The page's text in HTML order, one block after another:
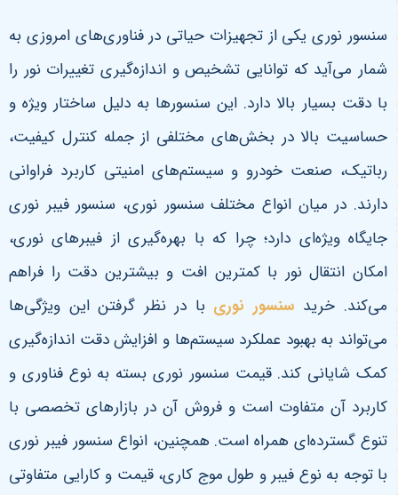
سنسور نوری یکی از تجهیزات حیاتی در فناوری‌های امروزی به
شمار می‌آید که توانایی تشخیص و اندازه‌گیری تغییرات نور را
با دقت بسیار بالا دارد. این سنسورها به دلیل ساختار ویژه و
حساسیت بالا در بخش‌های مختلفی از جمله کنترل کیفیت،
رباتیک، صنعت خودرو و سیستم‌های امنیتی کاربرد فراوانی
دارند. در میان انواع مختلف سنسور نوری، سنسور فیبر نوری
جایگاه ویژه‌ای دارد؛ چرا که با بهره‌گیری از فیبرهای نوری،
امکان انتقال نور با کمترین افت و بیشترین دقت را فراهم
می‌کند. خرید سنسور نوری با در نظر گرفتن این ویژگی‌ها
می‌تواند به بهبود عملکرد سیستم‌ها و افزایش دقت اندازه‌گیری
کمک شایانی کند. قیمت سنسور نوری بسته به نوع فناوری و
کاربرد آن متفاوت است و فروش آن در بازارهای تخصصی با
تنوع گسترده‌ای همراه است. همچنین، انواع سنسور فیبر نوری
با توجه به نوع فیبر و طول موج کاری، قیمت و کارایی متفاوتی